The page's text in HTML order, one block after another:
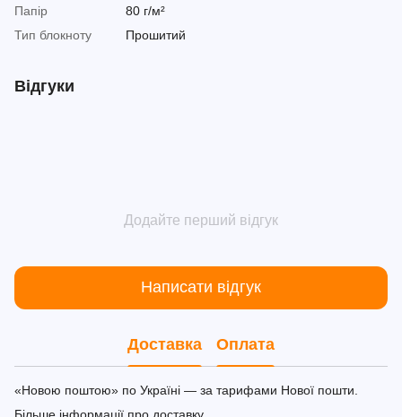
Папір
80 г/м²
Тип блокноту
Прошитий
Відгуки
Додайте перший відгук
Написати відгук
Доставка Оплата
«Новою поштою» по Україні — за тарифами Нової пошти.
Більше інформації про доставку